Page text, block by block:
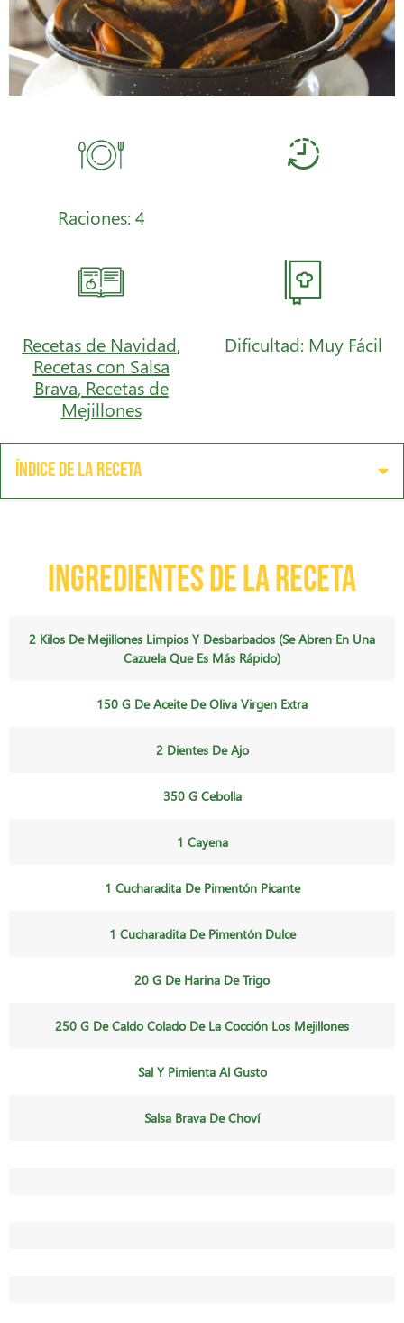
Raciones: 4
Recetas de Navidad,
Recetas con Salsa
Brava, Recetas de
Mejillones
Dificultad: Muy Fácil
Índice de la receta
Ingredientes de la receta
2 Kilos De Mejillones Limpios Y Desbarbados (se Abren En Una
Cazuela Que Es Más Rápido)
150 G De Aceite De Oliva Virgen Extra
2 Dientes De Ajo
350 G Cebolla
1 Cayena
1 Cucharadita De Pimentón Picante
1 Cucharadita De Pimentón Dulce
20 G De Harina De Trigo
250 G De Caldo Colado De La Cocción Los Mejillones
Sal Y Pimienta Al Gusto
Salsa Brava De Choví